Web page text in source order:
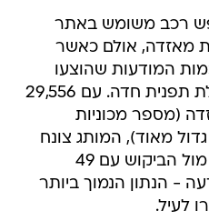
רכב משומש באתר
את מאזדה, אולם כאשר
המודעות שהוצעו
בתקופה זו התמונה מקבלת תפנית חדה. עם 29,556
(מספר מכוניות
מאוד), המותג צונח
מטה בחלוקת יחס ההיצע מול הביקוש עם 49
- הנתון הנמוך ביותר
לעיל.